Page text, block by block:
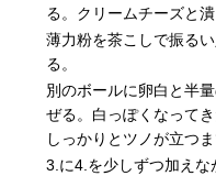
る。クリームチーズと
薄力粉を茶こしで振る
る。
別のボールに卵白と半
ぜる。白っぽくなって
しっかりとツノが立つま
3.に4.を少しずつ加え